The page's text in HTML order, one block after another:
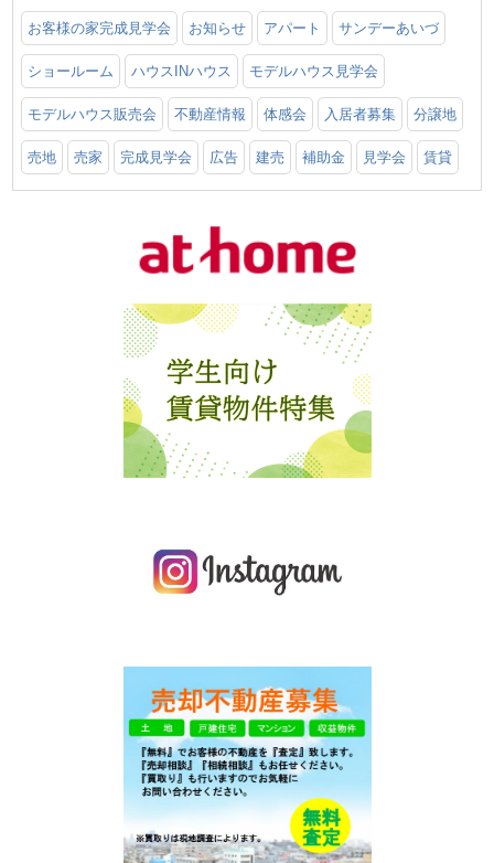
お客様の家完成見学会 お知らせ アパート サンデーあいづ
ショールーム ハウスINハウス モデルハウス見学会
モデルハウス販売会 不動産情報 体感会 入居者募集 分譲地
売地 売家 完成見学会 広告 建売 補助金 見学会 賃貸